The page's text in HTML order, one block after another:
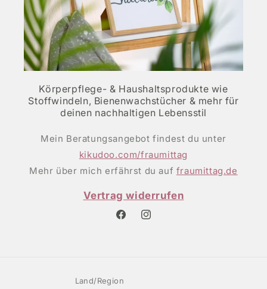
Körperpflege- & Haushaltsprodukte wie
Stoffwindeln, Bienenwachstücher & mehr für
deinen nachhaltigen Lebensstil
Mein Beratungsangebot findest du unter
kikudoo.com/fraumittag
Mehr über mich erfährst du auf fraumittag.de
Vertrag widerrufen
FacebookInstagram
Land/Region